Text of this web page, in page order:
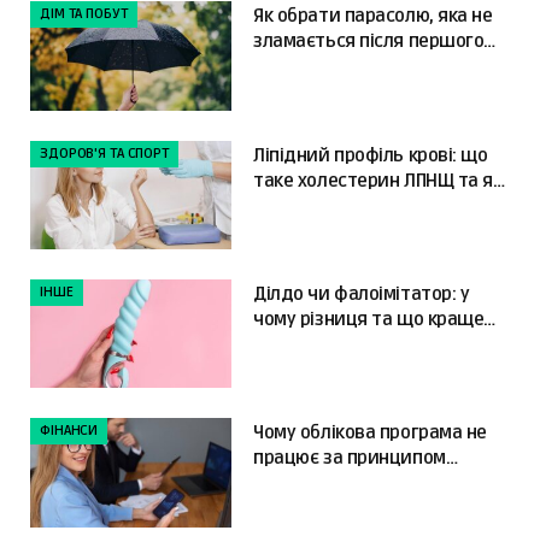
ДІМ ТА ПОБУТ
Як обрати парасолю, яка не
зламається після першого
ЗДОРОВ'Я ТА СПОРТ
Ліпідний профіль крові: що
таке холестерин ЛПНЩ та як
ІНШЕ
Ділдо чи фалоімітатор: у
чому різниця та що краще
ФІНАНСИ
Чому облікова програма не
працює за принципом